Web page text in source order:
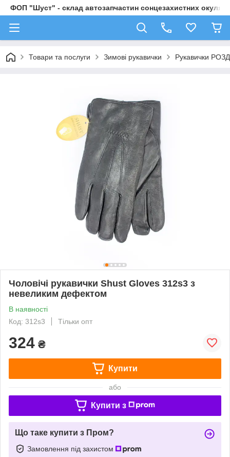
ФОП "Шуст" - склад автозапчастин сонцезахистних
Товари та послуги Зимові рукавички Рукавички
Чоловічі рукавички Shust Gloves 312s3 з
невеликим дефектом
В наявності
Код: 312s3
Тільки опт
324 ₴
Купити
або
Купити з
Що таке купити з Пром?
Замовлення під захистом